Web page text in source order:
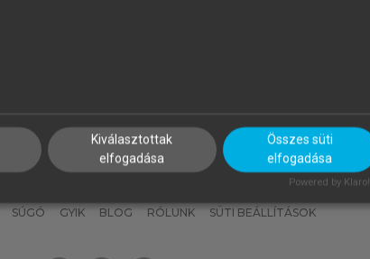
MI – ÁLTALÁNOS IRÁNYELVEK
SÚGÓ GYIK BLOG RÓLUNK SÜTI BEÁLLÍTÁSOK
Kiválasztottak
elfogadása
Összes süti
elfogadása
Powered by Klaro!